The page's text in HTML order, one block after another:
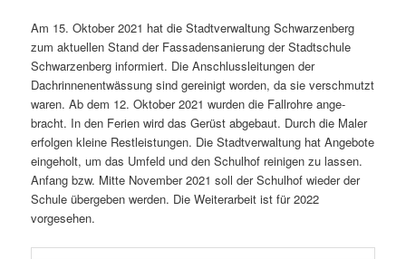
Am 15. Oktober 2021 hat die Stadtverwaltung Schwarzenberg
zum aktu­ellen Stand der Fassadensanierung der Stadtschule
Schwarzenberg infor­miert. Die Anschlussleitungen der
Dachrinnenentwässung sind gerei­nigt worden, da sie verschmutzt
waren. Ab dem 12. Oktober 2021 wurden die Fallrohre ange­
bracht. In den Ferien wird das Gerüst abge­baut. Durch die Maler
erfolgen kleine Restleistungen. Die Stadtverwaltung hat Angebote
einge­holt, um das Umfeld und den Schulhof reinigen zu lassen.
Anfang bzw. Mitte November 2021 soll der Schulhof wieder der
Schule über­geben werden. Die Weiterarbeit ist für 2022
vorgesehen.